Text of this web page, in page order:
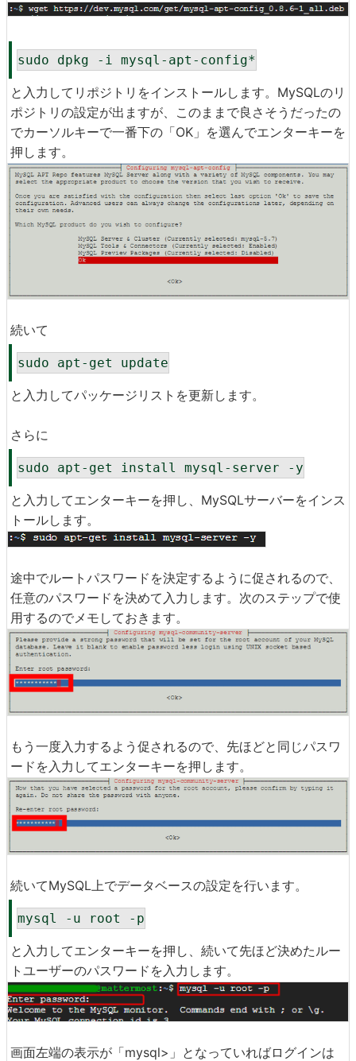
sudo dpkg -i mysql-apt-config*
と入力してリポジトリをインストールします。MySQLのリ
ポジトリの設定が出ますが、このままで良さそうだったの
でカーソルキーで一番下の「OK」を選んでエンターキーを
押します。
続いて
sudo apt-get update
と入力してパッケージリストを更新します。
さらに
sudo apt-get install mysql-server -y
と入力してエンターキーを押し、MySQLサーバーをインス
トールします。
途中でルートパスワードを決定するように促されるので、
任意のパスワードを決めて入力します。次のステップで使
用するのでメモしておきます。
もう一度入力するよう促されるので、先ほどと同じパスワ
ードを入力してエンターキーを押します。
続いてMySQL上でデータベースの設定を行います。
mysql -u root -p
と入力してエンターキーを押し、続いて先ほど決めたルー
トユーザーのパスワードを入力します。
画面左端の表示が「mysql>」となっていればログインは